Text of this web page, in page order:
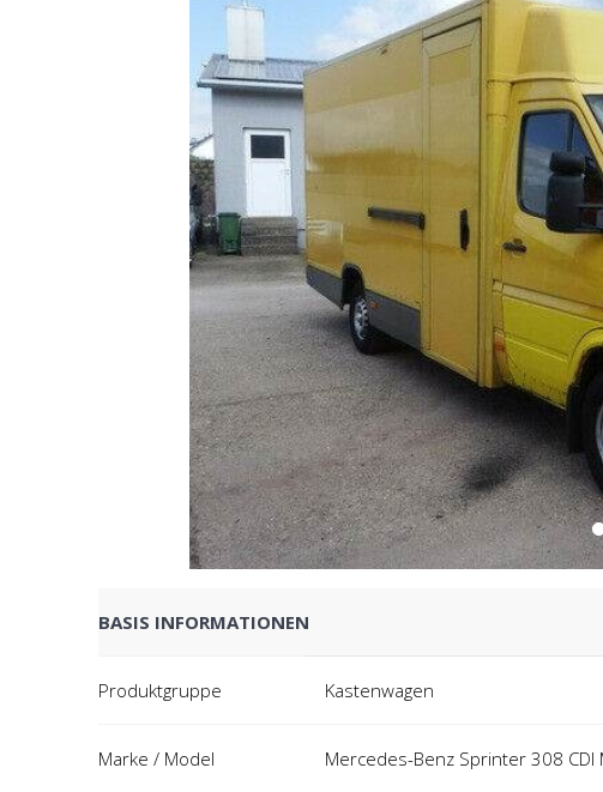
BASIS INFORMATIONEN
Produktgruppe Kastenwagen
Marke / Model Mercedes-Benz Sprinter 308 CDI